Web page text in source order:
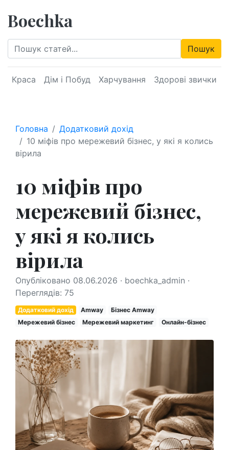
Boechka
Пошук
Краса Дім і Побуд Харчування Здорові звички
Головна
Додатковий дохід
10 міфів про мережевий бізнес, у які я колись
вірила
10 міфів про
мережевий бізнес,
у які я колись
вірила
Опубліковано 08.06.2026 · boechka_admin ·
Переглядів: 75
Додатковий дохід Amway
Бізнес Amway
Мережевий бізнес
Мережевий маркетинг Онлайн-бізнес